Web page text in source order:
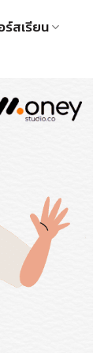
ร์สเรียน